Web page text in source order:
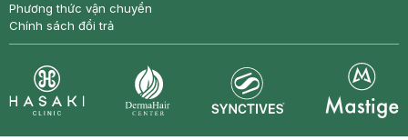
Phương thức vận chuyển
Chính sách đổi trả